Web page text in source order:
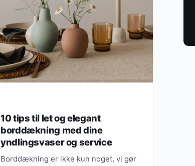
10 tips til let og elegant
borddækning med dine
yndlingsvaser og service
Borddækning er ikke kun noget, vi gør